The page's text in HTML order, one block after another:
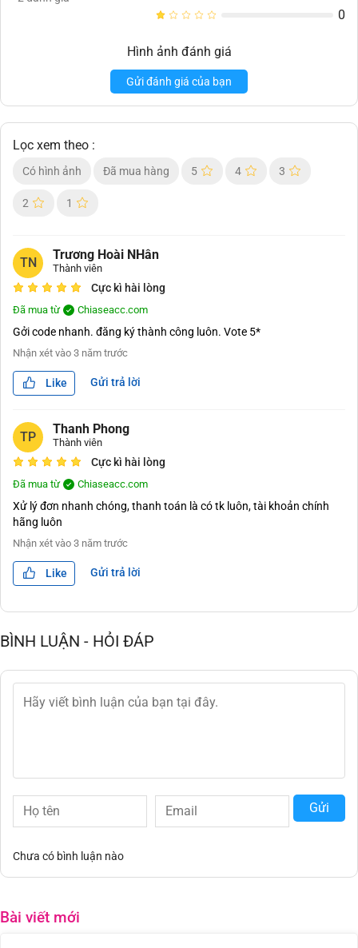
0
Hình ảnh đánh giá
Gửi đánh giá của bạn
Lọc xem theo :
Có hình ảnh Đã mua hàng 5 4 3
2 1
TN
Trương Hoài NHân
Thành viên
Cực kì hài lòng
Đã mua từ Chiaseacc.com
Gởi code nhanh. đăng ký thành công luôn. Vote 5*
Nhận xét vào 3 năm trước
Like Gửi trả lời
TP
Thanh Phong
Thành viên
Cực kì hài lòng
Đã mua từ Chiaseacc.com
Xử lý đơn nhanh chóng, thanh toán là có tk luôn, tài khoản chính
hãng luôn
Nhận xét vào 3 năm trước
Like Gửi trả lời
BÌNH LUẬN - HỎI ĐÁP
Gửi
Chưa có bình luận nào
Bài viết mới